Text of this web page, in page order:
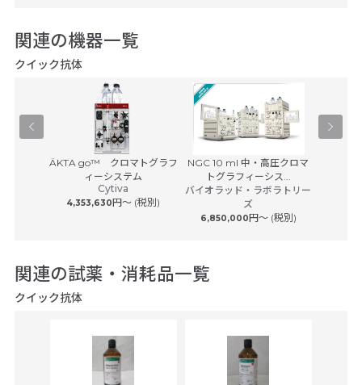
関連の機器一覧
クイック抗体
ÄKTA go™ クロマトグラフ
ィーシステム
Cytiva
4,353,630円〜 (税別)
NGC 10 ml 中・高圧クロマ
トグラフィーシス...
バイオラッド・ラボラトリー
ズ
6,850,000円〜 (税別)
関連の試薬・消耗品一覧
クイック抗体